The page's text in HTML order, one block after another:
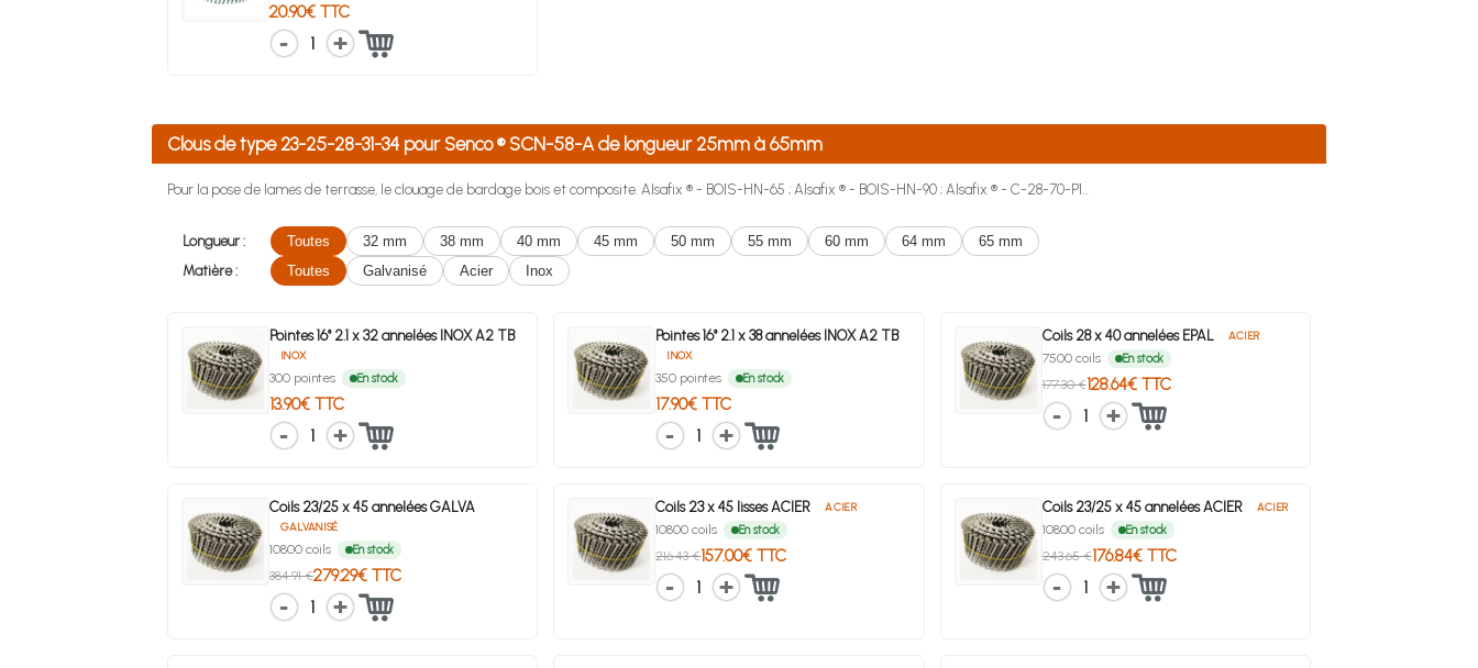
20.90€ TTC
1
Clous de type 23-25-28-31-34 pour Senco ® SCN-58-A de longueur 25mm à 65mm
Pour la pose de lames de terrasse, le clouage de bardage bois et composite. Alsafix ® - BOIS-HN-65 ; Alsafix ® - BOIS-HN-90 ; Alsafix ® - C-28-70-P1...
Longueur : Toutes 32 mm 38 mm 40 mm 45 mm 50 mm 55 mm 60 mm 64 mm
65 mm
Matière :
Toutes Galvanisé Acier Inox
Pointes 16° 2.1 x 32 annelées INOX A2 TB
INOX
300 pointes En stock
13.90€ TTC
1
Pointes 16° 2.1 x 38 annelées INOX A2 TB
INOX
350 pointes En stock
17.90€ TTC
1
Coils 28 x 40 annelées EPAL ACIER
7500 coils En stock
177.30 €128.64€ TTC
1
Coils 23/25 x 45 annelées GALVA
GALVANISÉ
10800 coils En stock
384.91 €279.29€ TTC
1
Coils 23 x 45 lisses ACIER ACIER
10800 coils En stock
216.43 €157.00€ TTC
1
Coils 23/25 x 45 annelées ACIER ACIER
10800 coils En stock
243.65 €176.84€ TTC
1